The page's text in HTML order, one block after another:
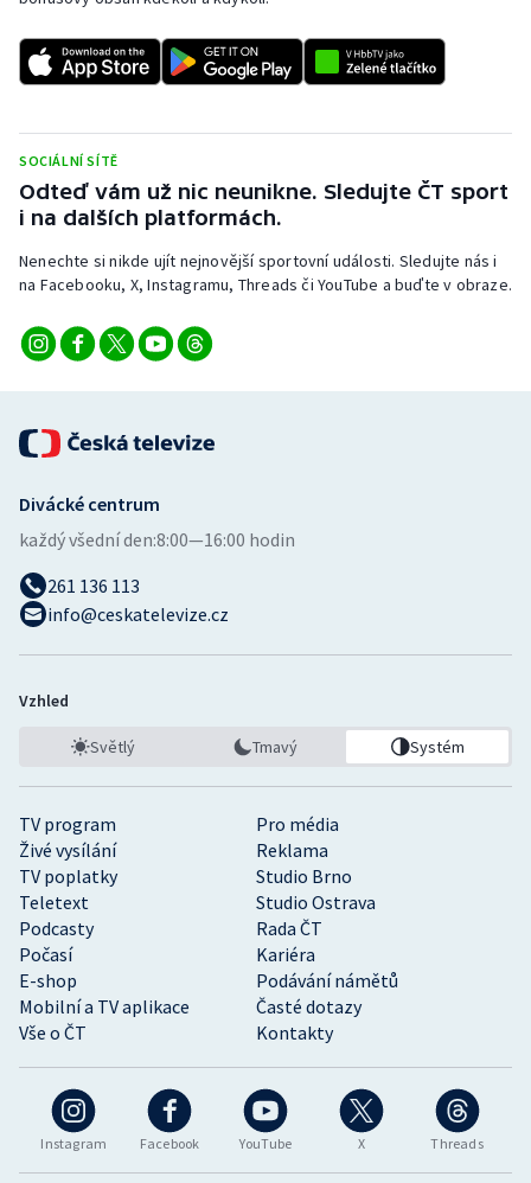
Sportovní střelba
Stolní tenis
Triatlon
Veslování
Volejbal
SOCIÁLNÍ SÍTĚ
Odteď vám už nic neunikne. Sledujte ČT sport
i na dalších platformách.
Nenechte si nikde ujít nejnovější sportovní události. Sledujte nás i
na Facebooku, X, Instagramu, Threads či YouTube a buďte v obraze.
Instagram Facebook YouTube X Threads
TV program
Pro média
Živé vysílání
Reklama
TV poplatky
Studio Brno
Teletext
Studio Ostrava
Podcasty
Rada ČT
Počasí
Kariéra
E-shop
Podávání námětů
Mobilní a TV aplikace
Časté dotazy
Vše o ČT
Kontakty
Divácké centrum
každý všední den:8:00—16:00 hodin
261 136 113
info@ceskatelevize.cz
Vzhled
Světlý Tmavý Systém